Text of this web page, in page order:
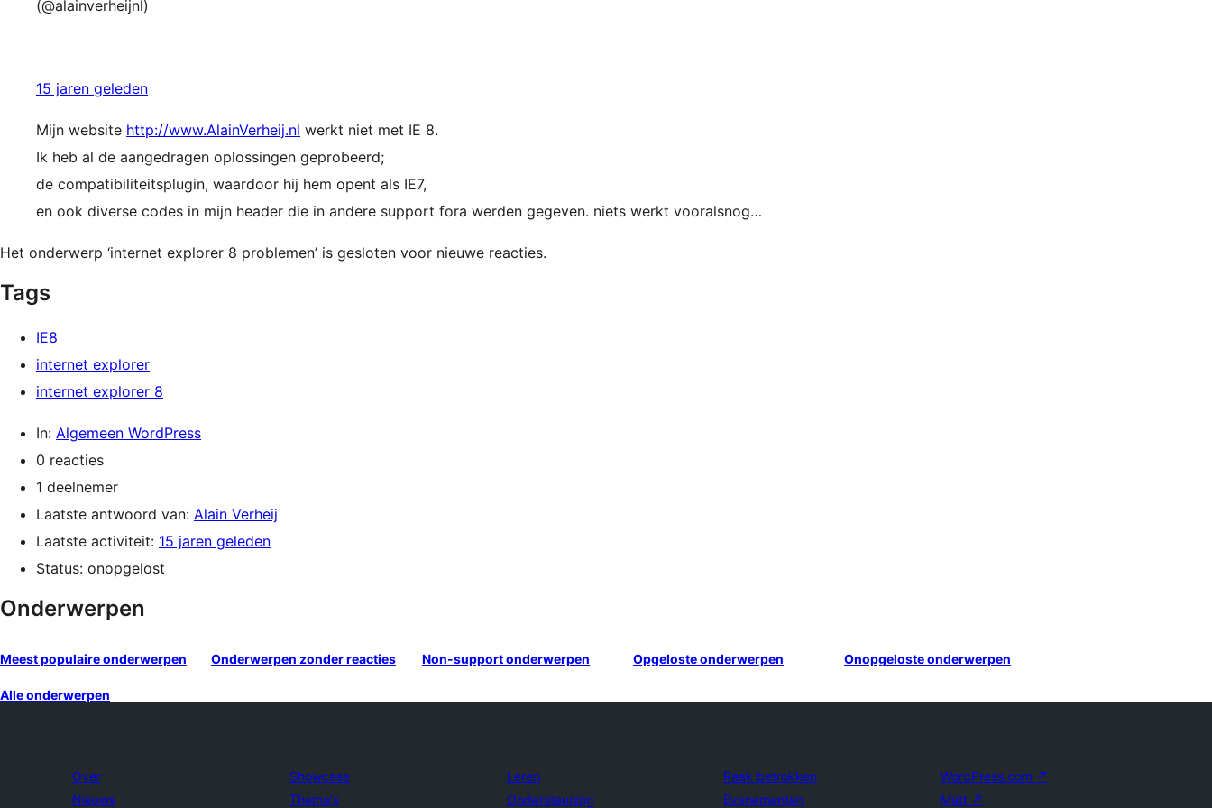
(@alainverheijnl)
15 jaren geleden
Mijn website http://www.AlainVerheij.nl werkt niet met IE 8.
Ik heb al de aangedragen oplossingen geprobeerd;
de compatibiliteitsplugin, waardoor hij hem opent als IE7,
en ook diverse codes in mijn header die in andere support fora werden gegeven. niets werkt vooralsnog…
Het onderwerp ‘internet explorer 8 problemen’ is gesloten voor nieuwe reacties.
Tags
IE8
internet explorer
internet explorer 8
In: Algemeen WordPress
0 reacties
1 deelnemer
Laatste antwoord van: Alain Verheij
Laatste activiteit: 15 jaren geleden
Status: onopgelost
Onderwerpen
Meest populaire onderwerpen Onderwerpen zonder reacties Non-support onderwerpen Opgeloste onderwerpen Onopgeloste onderwerpen
Alle onderwerpen
Over
Nieuws
Showcase
Thema's
Leren
Ondersteuning
Raak betrokken
Evenementen
WordPress.com ↗
Matt ↗